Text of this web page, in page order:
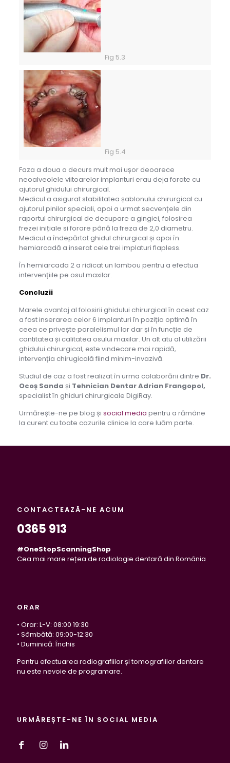
Fig 5.3
Fig 5.4
Faza a doua a decurs mult mai ușor deoarece
neoalveolele viitoarelor implanturi erau deja forate cu
ajutorul ghidului chirurgical.
Medicul a asigurat stabilitatea șablonului chirurgical cu
ajutorul pinilor speciali, apoi a urmat secvențele din
raportul chirurgical de decupare a gingiei, folosirea
frezei inițiale si forare până la freza de 2,0 diametru.
Medicul a îndepărtat ghidul chirurgical și apoi în
hemiarcadă a inserat cele trei implaturi flapless.
În hemiarcada 2 a ridicat un lambou pentru a efectua
intervențiile pe osul maxilar.
Concluzii
Marele avantaj al folosirii ghidului chirurgical în acest caz
a fost inserarea celor 6 implanturi în poziția optimă în
ceea ce privește paralelismul lor dar și în funcție de
cantitatea și calitatea osului maxilar. Un alt atu al utilizării
ghidului chirurgical, este vindecare mai rapidă,
intervenția chirugicală fiind minim-invazivă.
Studiul de caz a fost realizat în urma colaborării dintre Dr.
Ocoș Sanda și Tehnician Dentar Adrian Frangopol,
specialist în ghiduri chirurgicale DigiRay.
Urmărește-ne pe blog și social media pentru a rămâne
la curent cu toate cazurile clinice la care luăm parte.
CONTACTEAZĂ-NE ACUM
0365 913
#OneStopScanningShop
Cea mai mare rețea de radiologie dentară din România
ORAR
• Orar: L-V: 08:00 19:30
• Sâmbătă: 09:00-12:30
• Duminică: Închis
Pentru efectuarea radiografiilor și tomografiilor dentare
nu este nevoie de programare.
URMĂREȘTE-NE ÎN SOCIAL MEDIA